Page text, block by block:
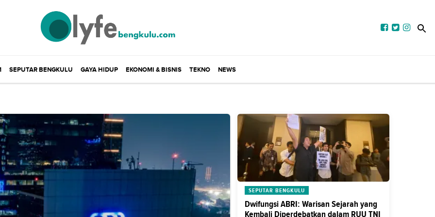
SEPUTAR BENGKULU GAYA HIDUP EKONOMI & BISNIS TEKNO NEWS
SEPUTAR BENGKULU
Dwifungsi ABRI: Warisan Sejarah yang
Kembali Diperdebatkan dalam RUU TNI